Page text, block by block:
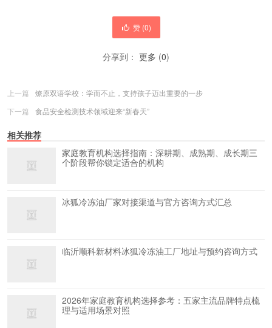
赞 (0)
分享到： 更多 (0)
上一篇
燎原双语学校：学而不止，支持孩子迈出重要的一步
下一篇
食品安全检测技术领域迎来“新春天”
相关推荐
家庭教育机构选择指南：深耕期、成熟期、成长期三
个阶段帮你锁定适合的机构
冰狐冷冻油厂家对接渠道与官方咨询方式汇总
临沂顺科新材料冰狐冷冻油工厂地址与预约咨询方式
2026年家庭教育机构选择参考：五家主流品牌特点梳
理与适用场景对照